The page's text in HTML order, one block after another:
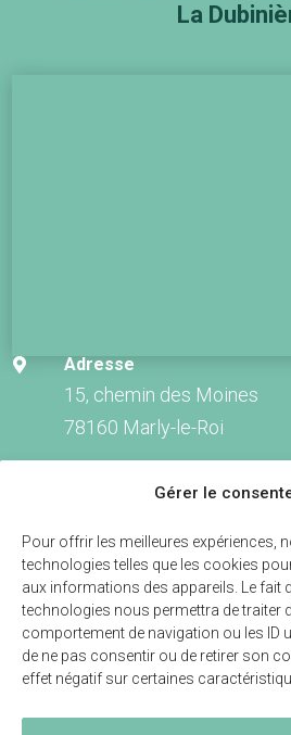
Gérer le
Pour offrir les meilleures expériences,
technologies telles que les cookies
aux informations des appareils. Le fait
technologies nous permettra de traiter
comportement de navigation ou les ID
de ne pas consentir ou de retirer son
effet négatif sur certaines
La
 Adresse
15, chemin des Moines
78160 Marly-le-Roi
Lignes 9 et 11 : Le Galion
Lignes 10, 21 et EX01 :
(150m)
 Venir en train
Gare de Marly-le-Roi à 1km
Venir en voiture
Parking gratuit sur place